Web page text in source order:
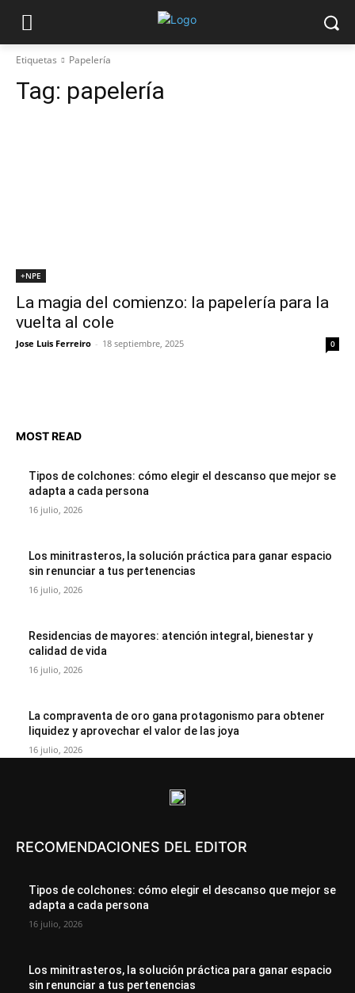
Etiquetas Papelería
Tag: papelería
+NPE
La magia del comienzo: la papelería para la
vuelta al cole
Jose Luis Ferreiro - 18 septiembre, 2025 0
MOST READ
Tipos de colchones: cómo elegir el descanso que mejor se
adapta a cada persona
16 julio, 2026
Los minitrasteros, la solución práctica para ganar espacio
sin renunciar a tus pertenencias
16 julio, 2026
Residencias de mayores: atención integral, bienestar y
calidad de vida
16 julio, 2026
La compraventa de oro gana protagonismo para obtener
liquidez y aprovechar el valor de las joya
16 julio, 2026
RECOMENDACIONES DEL EDITOR
Tipos de colchones: cómo elegir el descanso que mejor se
adapta a cada persona
16 julio, 2026
Los minitrasteros, la solución práctica para ganar espacio
sin renunciar a tus pertenencias